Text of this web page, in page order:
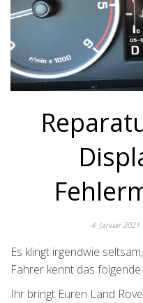
4. Januar 2021
Es klingt irgendwie
Fahrer kennt das
Ihr bringt Euren Land